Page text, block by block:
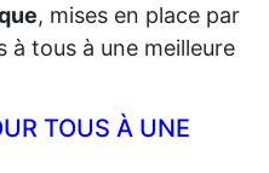
, mises en place par
à tous à une meilleure
TOUS À UNE